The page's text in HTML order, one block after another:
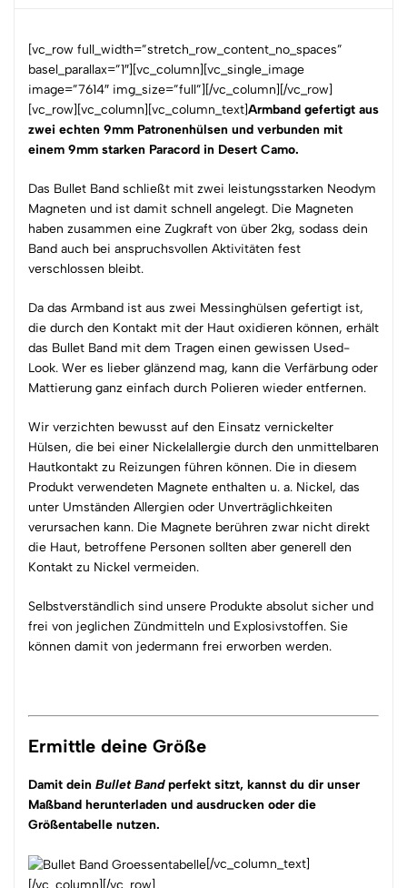
[vc_row full_width=”stretch_row_content_no_spaces”
basel_parallax=”1″][vc_column][vc_single_image
image=”7614″ img_size=”full”][/vc_column][/vc_row]
[vc_row][vc_column][vc_column_text]Armband gefertigt aus
zwei echten 9mm Patronenhülsen und verbunden mit
einem 9mm starken Paracord in Desert Camo.
Das Bullet Band schließt mit zwei leistungsstarken Neodym
Magneten und ist damit schnell angelegt. Die Magneten
haben zusammen eine Zugkraft von über 2kg, sodass dein
Band auch bei anspruchsvollen Aktivitäten fest
verschlossen bleibt.
Da das Armband ist aus zwei Messinghülsen gefertigt ist,
die durch den Kontakt mit der Haut oxidieren können, erhält
das Bullet Band mit dem Tragen einen gewissen Used-
Look. Wer es lieber glänzend mag, kann die Verfärbung oder
Mattierung ganz einfach durch Polieren wieder entfernen.
Wir verzichten bewusst auf den Einsatz vernickelter
Hülsen, die bei einer Nickelallergie durch den unmittelbaren
Hautkontakt zu Reizungen führen können. Die in diesem
Produkt verwendeten Magnete enthalten u. a. Nickel, das
unter Umständen Allergien oder Unverträglichkeiten
verursachen kann. Die Magnete berühren zwar nicht direkt
die Haut, betroffene Personen sollten aber generell den
Kontakt zu Nickel vermeiden.
Selbstverständlich sind unsere Produkte absolut sicher und
frei von jeglichen Zündmitteln und Explosivstoffen. Sie
können damit von jedermann frei erworben werden.
Ermittle deine Größe
Damit dein Bullet Bandperfekt sitzt, kannst du dir unser
Maßband herunterladen und ausdrucken oder die
Größentabelle nutzen.
[/vc_column_text]
[/vc_column][/vc_row]